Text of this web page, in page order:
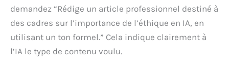
demandez “Rédige un article professionnel destiné à
des cadres sur l’importance de l’éthique en IA, en
utilisant un ton formel.” Cela indique clairement à
l’IA le type de contenu voulu.